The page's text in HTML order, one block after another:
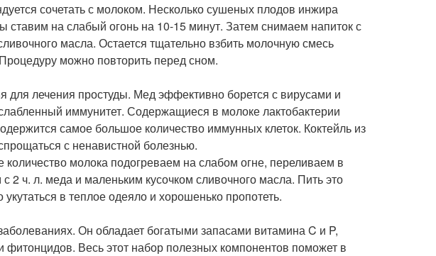
сочетать с молоком. Несколько сушеных плодов инжира
ставим на слабый огонь на 10-15 минут. Затем снимаем напиток с
масла. Остается тщательно взбить молочную смесь
можно повторить перед сном.
лечения простуды. Мед эффективно борется с вирусами и
иммунитет. Содержащиеся в молоке лактобактерии
самое большое количество иммунных клеток. Коктейль из
с ненавистной болезнью.
количество молока подогреваем на слабом огне, переливаем в
ч. л. меда и маленьким кусочком сливочного масла. Пить это
в теплое одеяло и хорошенько пропотеть.
Он обладает богатыми запасами витамина C и P,
фитонцидов. Весь этот набор полезных компонентов поможет в